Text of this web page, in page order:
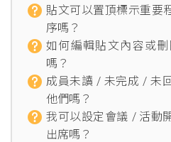
貼文可以置頂標示重要
序嗎？
如何編輯貼文內容或
嗎？
成員未讀 / 未完成 / 未
他們嗎？
我可以設定會議 / 活動
出席嗎？